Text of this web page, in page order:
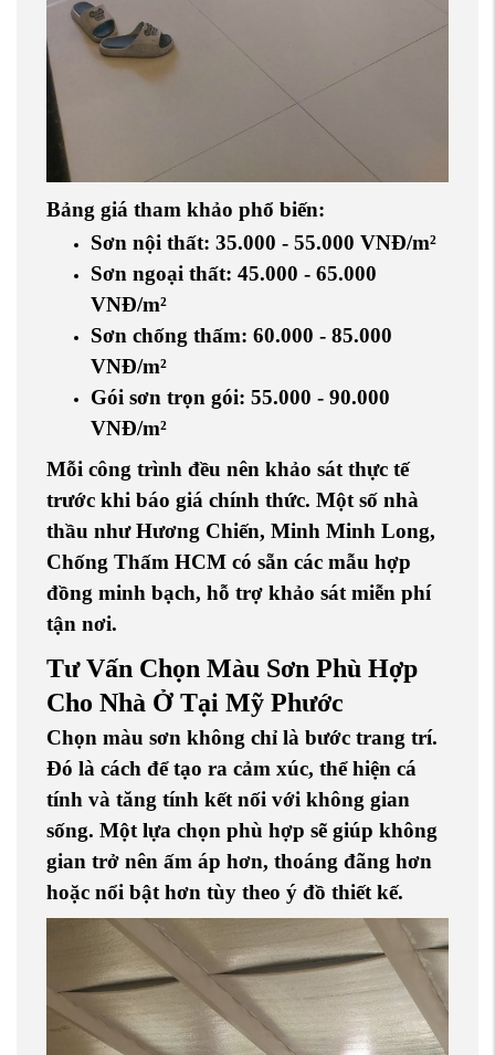
Bảng giá tham khảo phổ biến:
Sơn nội thất: 35.000 - 55.000 VNĐ/m²
Sơn ngoại thất: 45.000 - 65.000
VNĐ/m²
Sơn chống thấm: 60.000 - 85.000
VNĐ/m²
Gói sơn trọn gói: 55.000 - 90.000
VNĐ/m²
Mỗi công trình đều nên khảo sát thực tế
trước khi báo giá chính thức. Một số nhà
thầu nhưHương Chiến, Minh Minh Long,
Chống Thấm HCM có sẵn các mẫu hợp
đồng minh bạch, hỗ trợ khảo sát miễn phí
tận nơi.
Tư Vấn Chọn Màu Sơn Phù Hợp
Cho Nhà Ở Tại Mỹ Phước
Chọn màu sơn không chỉ là bước trang trí.
Đó là cách để tạo ra cảm xúc, thể hiện cá
tính và tăng tính kết nối với không gian
sống. Một lựa chọn phù hợp sẽ giúp không
gian trở nên ấm áp hơn, thoáng đãng hơn
hoặc nổi bật hơn tùy theo ý đồ thiết kế.